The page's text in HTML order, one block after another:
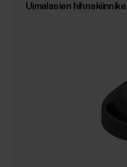
Uimalasien hihnakiinnike